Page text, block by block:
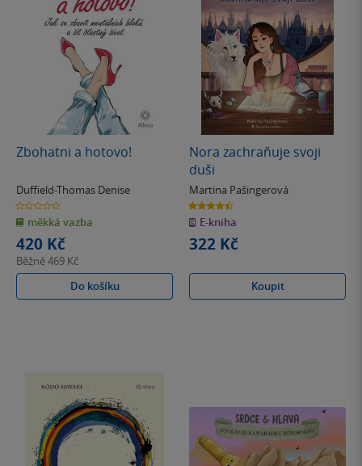
Zbohatni a hotovo!
Duffield-Thomas Denise
0.0
z
5
hvězdiček
měkká vazba
420 Kč
Běžně469 Kč
Do košíku
Nora zachraňuje svoji
duši
Martina Pašingerová
4.5
z
5
hvězdiček
E-kniha
322 Kč
Koupit